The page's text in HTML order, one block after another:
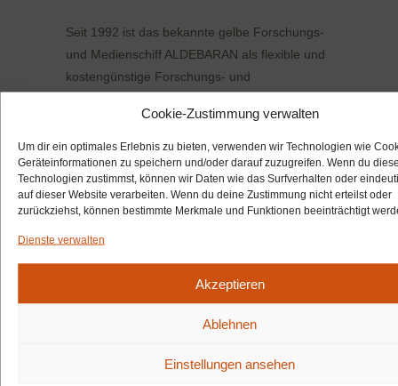
Cookie-Zustimmung verwalten
Um dir ein optimales Erlebnis zu bieten, verwenden wir Technologien wie
Geräteinformationen zu speichern und/oder darauf zuzugreifen. Wenn du
Technologien zustimmst, können wir Daten wie das Surfverhalten oder
auf dieser Website verarbeiten. Wenn du deine Zustimmung nicht erteilst oder
zurückziehst, können bestimmte Merkmale und Funktionen beeinträchtigt
Dienste verwalten
Akzeptieren
Ablehnen
Einstellungen ansehen
Seit 1992 ist das bekannte gelbe Forschungs-
und Medienschiff ALDEBARAN als flexible und
kostengünstige Forschungs- und
weltweit unterwegs. Mit knapp einem Meter
Tiefgang und einer hervorragenden
Grundausrüstung ist der Forschungssegler
spezialisiert auf die Flach- und
Küstengewässer vorwiegend in Deutschland
Wissenschaftlern, Technikern und
unkomplizierten Arbeitsplatz. Seit Jahrzehnten
minimalem „Carbon Footprint“ exzellente